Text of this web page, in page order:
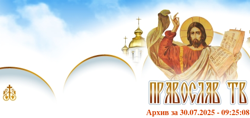
Архив за 30.07.2025 - 09:25:08